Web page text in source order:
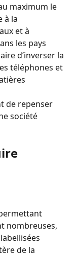
maximum le
à la
et à
les pays
d’inverser la
téléphones et
de repenser
société
nombreuses,
de la